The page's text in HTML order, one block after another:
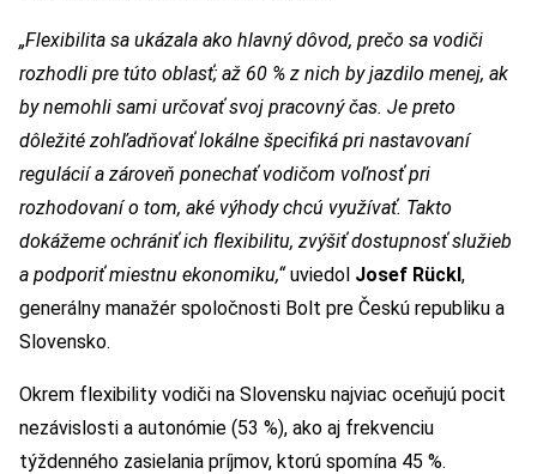
„Flexibilita sa ukázala ako hlavný dôvod, prečo sa vodiči
rozhodli pre túto oblasť; až 60 % z nich by jazdilo menej, ak
by nemohli sami určovať svoj pracovný čas. Je preto
dôležité zohľadňovať lokálne špecifiká pri nastavovaní
regulácií a zároveň ponechať vodičom voľnosť pri
rozhodovaní o tom, aké výhody chcú využívať. Takto
dokážeme ochrániť ich flexibilitu, zvýšiť dostupnosť služieb
a podporiť miestnu ekonomiku,“uviedol Josef Rückl,
generálny manažér spoločnosti Bolt pre Českú republiku a
Slovensko.
Okrem flexibility vodiči na Slovensku najviac oceňujú pocit
nezávislosti a autonómie (53 %), ako aj frekvenciu
týždenného zasielania príjmov, ktorú spomína 45 %.